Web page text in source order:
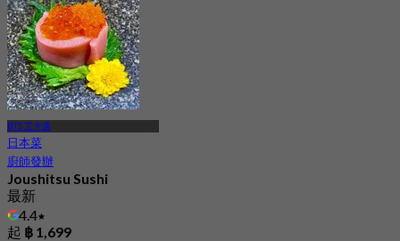
BTS 艾卡邁
日本菜
廚師發辦
Joushitsu Sushi
最新
4.4
起 ฿ 1,699